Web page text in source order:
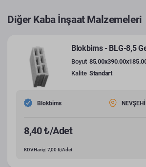
Diğer Kaba İnşaat Malzemeleri
Blokbims - BLG-8,5
Boyut
Kalite Standart
Blokbims
8,40 ₺/Adet
KDV Hariç: 7,00 ₺/Adet